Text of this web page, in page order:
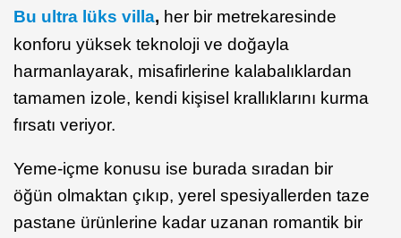
Bu ultra lüks villa, her bir metrekaresinde
konforu yüksek teknoloji ve doğayla
harmanlayarak, misafirlerine kalabalıklardan
tamamen izole, kendi kişisel krallıklarını kurma
fırsatı veriyor.
Yeme-içme konusu ise burada sıradan bir
öğün olmaktan çıkıp, yerel spesiyallerden taze
pastane ürünlerine kadar uzanan romantik bir